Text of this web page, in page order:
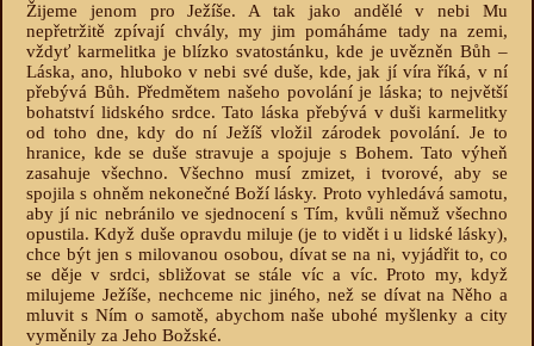
Žijeme jenom pro Ježíše. A tak jako andělé v nebi Mu
nepřetržitě zpívají chvály, my jim pomáháme tady na zemi,
vždyť karmelitka je blízko svatostánku, kde je uvězněn Bůh –
Láska, ano, hluboko v nebi své duše, kde, jak jí víra říká, v ní
přebývá Bůh. Předmětem našeho povolání je láska; to největší
bohatství lidského srdce. Tato láska přebývá v duši karmelitky
od toho dne, kdy do ní Ježíš vložil zárodek povolání. Je to
hranice, kde se duše stravuje a spojuje s Bohem. Tato výheň
zasahuje všechno. Všechno musí zmizet, i tvorové, aby se
spojila s ohněm nekonečné Boží lásky. Proto vyhledává samotu,
aby jí nic nebránilo ve sjednocení s Tím, kvůli němuž všechno
opustila. Když duše opravdu miluje (je to vidět i u lidské lásky),
chce být jen s milovanou osobou, dívat se na ni, vyjádřit to, co
se děje v srdci, sbližovat se stále víc a víc. Proto my, když
milujeme Ježíše, nechceme nic jiného, než se dívat na Něho a
mluvit s Ním o samotě, abychom naše ubohé myšlenky a city
vyměnily za Jeho Božské.